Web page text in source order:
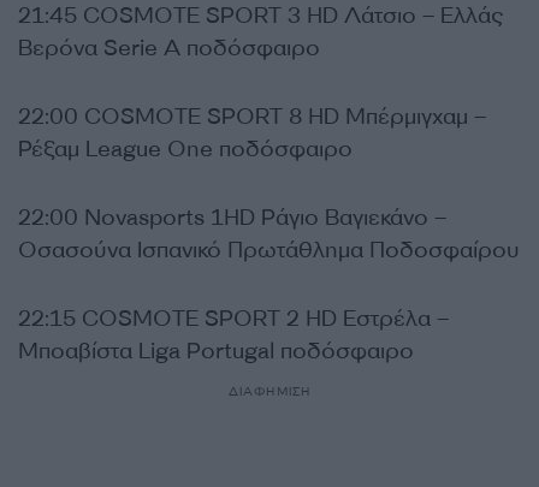
21:45 COSMOTE SPORT 3 HD Λάτσιο – Ελλάς
Βερόνα Serie A ποδόσφαιρο
22:00 COSMOTE SPORT 8 HD Μπέρμιγχαμ –
Ρέξαμ League One ποδόσφαιρο
22:00 Novasports 1HD Ράγιο Βαγιεκάνο –
Οσασούνα Ισπανικό Πρωτάθλημα Ποδοσφαίρου
22:15 COSMOTE SPORT 2 HD Εστρέλα –
Μποαβίστα Liga Portugal ποδόσφαιρο
ΔΙΑΦΗΜΙΣΗ